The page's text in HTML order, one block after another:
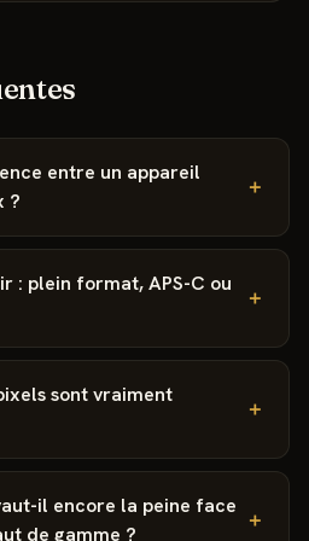
entre un appareil
?
＋
: plein format, APS-C ou
＋
sont vraiment
＋
il encore la peine face
de gamme ?
＋